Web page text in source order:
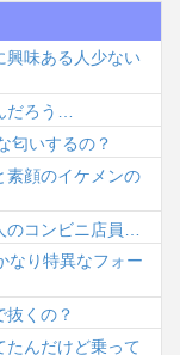
興味ある人少ない
だろう…
匂いするの？
素顔のイケメンの
のコンビニ店員…
なり特異なフォー
抜くの？
たんだけど乗って